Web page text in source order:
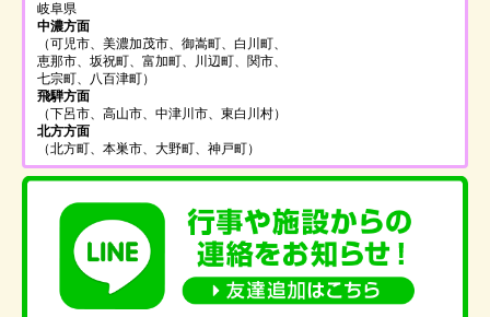
岐阜県
中濃方面
（可児市、美濃加茂市、御嵩町、白川町、
恵那市、坂祝町、富加町、川辺町、関市、
七宗町、八百津町）
飛騨方面
（下呂市、高山市、中津川市、東白川村）
北方方面
（北方町、本巣市、大野町、神戸町）